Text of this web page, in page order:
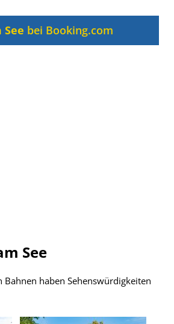
bei Booking.com
See
haben Sehenswürdigkeiten
Zur Bildgalerie